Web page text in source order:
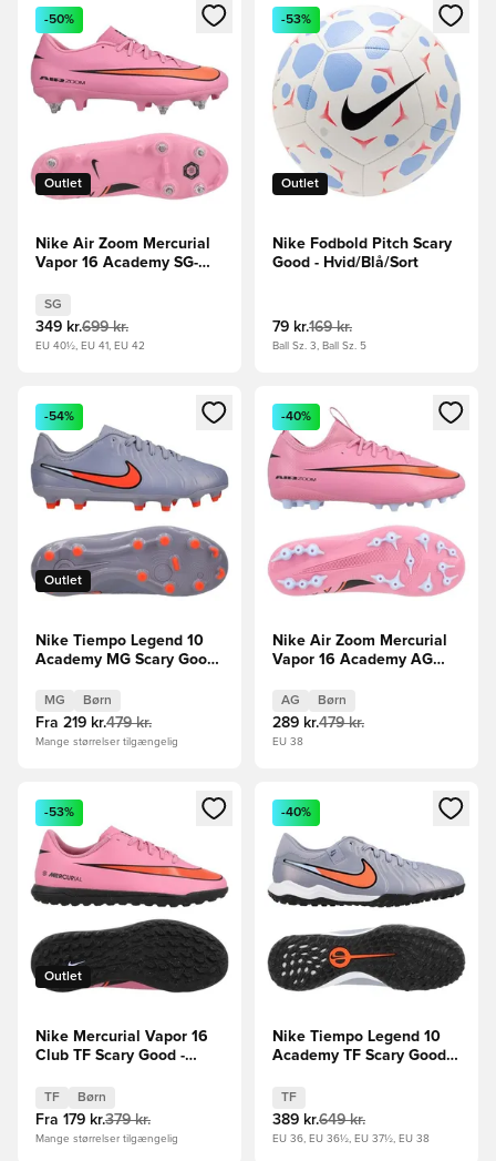
Åbner en Modal til at logge ind eller tilmelde dig som
Outlet
-50%
Nike Air Zoom Mercurial
Vapor 16 Academy SG-
Good - Pink/Sort/Orange
SG
349 kr.699 kr.
EU 40½, EU 41, EU 42
Åbner en Modal til at logge
Outlet
-53%
Nike Fodbold Pitch Scary
Good - Hvid/Blå/Sort
79 kr.169 kr.
Ball Sz. 3, Ball Sz. 5
Åbner en Modal til at logge ind eller tilmelde dig som
Outlet
-54%
Nike Tiempo Legend 10
Academy MG Scary Good
MG Børn
Fra 219 kr.479 kr.
Mange størrelser tilgængelig
Åbner en Modal til at logge
-40%
Nike Air Zoom Mercurial
Vapor 16 Academy AG
Pink/Sort/Orange Børn
AG Børn
289 kr.479 kr.
EU 38
Åbner en Modal til at logge ind eller tilmelde dig som
Outlet
-53%
Nike Mercurial Vapor 16
Club TF Scary Good -
TF Børn
Fra 179 kr.379 kr.
Mange størrelser tilgængelig
Åbner en Modal til at logge
-40%
Nike Tiempo Legend 10
Academy TF Scary Good -
TF
389 kr.649 kr.
EU 36, EU 36½, EU 37½, EU 38